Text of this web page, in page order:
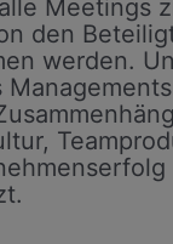
Meetings
den
werden.